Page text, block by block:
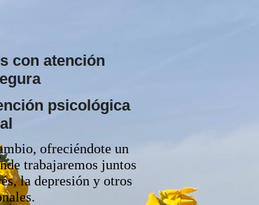
con atención
psicológica
ofreciéndote un
trabajaremos juntos
la depresión y otros